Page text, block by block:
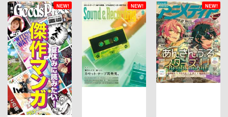
NEW! NEW! NEW!